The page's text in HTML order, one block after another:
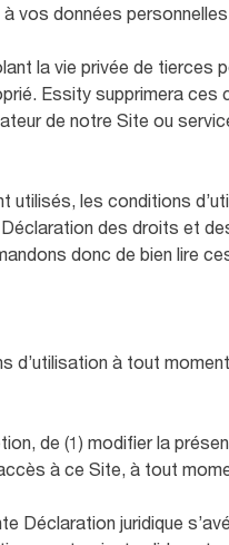
vos données
la vie privée de tierces
Essity supprimera ces
de notre Site ou
les conditions
des droits et
donc de bien lire
d’utilisation à tout
de (1) modifier la
à ce Site, à tout
Déclaration juridique